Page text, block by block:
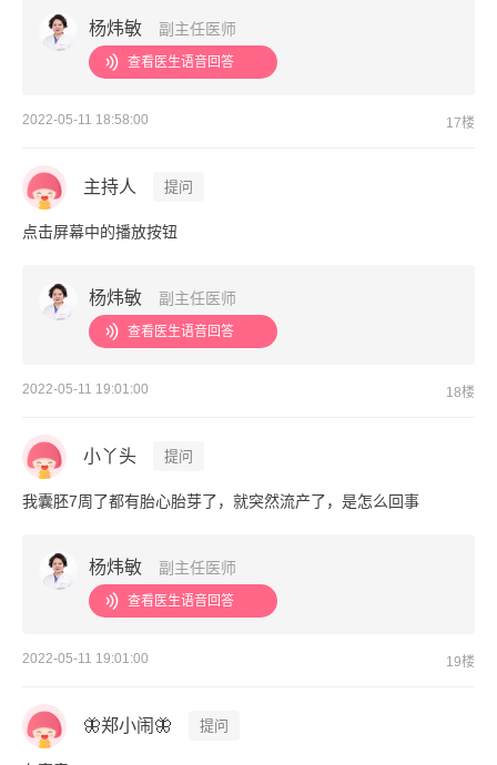
杨炜敏 副主任医师
查看医生语音回答
2022-05-11 18:58:00 17楼
主持人 提问
点击屏幕中的播放按钮
杨炜敏 副主任医师
查看医生语音回答
2022-05-11 19:01:00 18楼
小丫头 提问
我囊胚7周了都有胎心胎芽了，就突然流产了，是怎么回事
杨炜敏 副主任医师
查看医生语音回答
2022-05-11 19:01:00 19楼
🦋郑小闹🦋 提问